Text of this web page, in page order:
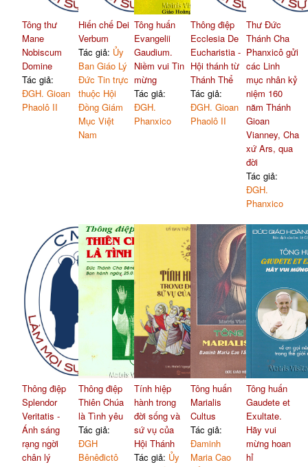
Tông thư
Mane
Nobiscum
Domine
Tác giả:
ĐGH. Gioan
Phaolô II
Hiến chế Dei
Verbum
Tác giả: Ủy
Ban Giáo Lý
Đức Tin trực
thuộc Hội
Đồng Giám
Mục Việt
Nam
Tông huấn
Evangelii
Gaudium.
Niềm vui Tin
mừng
Tác giả:
ĐGH.
Phanxico
Thông điệp
Ecclesia De
Eucharistia -
Hội thánh từ
Thánh Thể
Tác giả:
ĐGH. Gioan
Phaolô II
Thư Đức
Thánh Cha
Phanxicô gửi
các Linh
mục nhân kỷ
niệm 160
năm Thánh
Gioan
Vianney, Cha
xứ Ars, qua
đời
Tác giả:
ĐGH.
Phanxico
Thông điệp
Splendor
Veritatis -
Ánh sáng
rạng ngời
chân lý
Thông điệp
Thiên Chúa
là Tình yêu
Tác giả:
ĐGH
Bênêđictô
Tính hiệp
hành trong
đời sống và
sứ vụ của
Hội Thánh
Tác giả: Ủy
Tông huấn
Marialis
Cultus
Tác giả:
Đaminh
Maria Cao
Tông huấn
Gaudete et
Exultate.
Hãy vui
mừng hoan
hỉ